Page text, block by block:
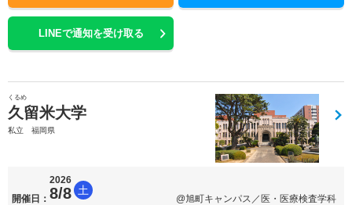
LINEで通知を受け取る
くるめ
久留米大学
私立 福岡県
開催日：
2026
8/8 土
@旭町キャンパス／医・医療検査学科